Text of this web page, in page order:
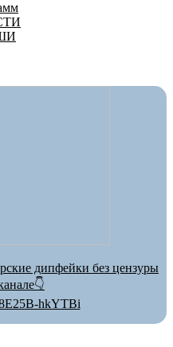
дипфейки без цензуры
hkYTBi